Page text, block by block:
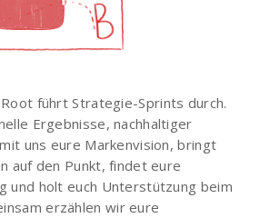
führt Strategie-Sprints durch.
Ergebnisse, nachhaltiger
uns eure Markenvision, bringt
auf den Punkt, findet eure
und holt euch Unterstützung beim
erzählen wir eure